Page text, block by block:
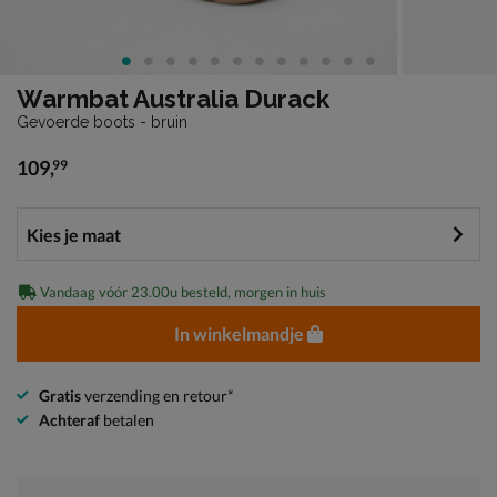
Warmbat Australia Durack
Gevoerde boots - bruin
€ 109,99
109,99
Vandaag vóór 23.00u besteld, morgen in huis
In winkelmandje
Gratisverzending en retour*
Achteraf betalen